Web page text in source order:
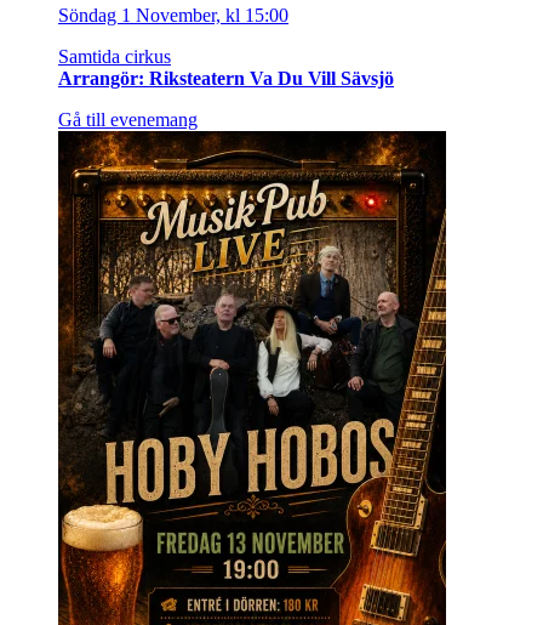
Söndag 1 November, kl 15:00
Samtida cirkus
Arrangör: Riksteatern Va Du Vill Sävsjö
Gå till evenemang